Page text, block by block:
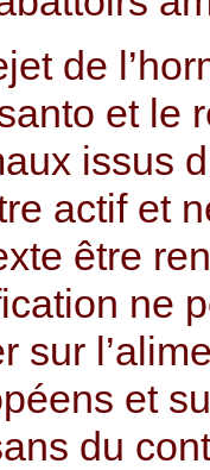
de
et le
issus
actif et
être
ne
sur
et
du